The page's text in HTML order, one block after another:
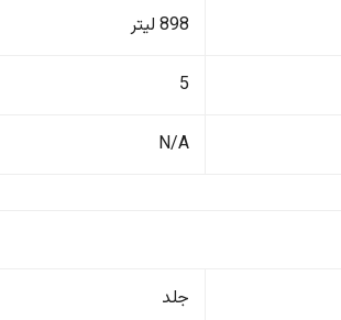
898 لیتر
5
N/A
جلد